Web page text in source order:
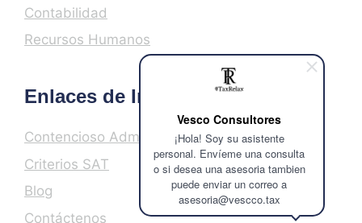
Vesco Consultores
¡Hola! Soy su asistente
personal. Envíeme una consulta
o si desea una asesoria tambien
puede enviar un correo a
asesoria@vescco.tax
Contabilidad
Recursos Humanos
Enlaces de Interés
Contencioso Administrativo
Criterios SAT
Blog
Contáctenos